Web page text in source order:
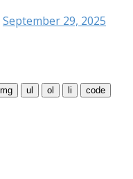
September 29, 2025